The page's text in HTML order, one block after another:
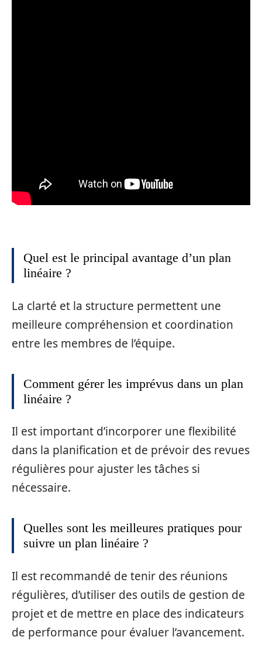
Quel est le principal avantage d’un plan
linéaire ?
La clarté et la structure permettent une
meilleure compréhension et coordination
entre les membres de l’équipe.
Comment gérer les imprévus dans un plan
linéaire ?
Il est important d’incorporer une flexibilité
dans la planification et de prévoir des revues
régulières pour ajuster les tâches si
nécessaire.
Quelles sont les meilleures pratiques pour
suivre un plan linéaire ?
Il est recommandé de tenir des réunions
régulières, d’utiliser des outils de gestion de
projet et de mettre en place des indicateurs
de performance pour évaluer l’avancement.